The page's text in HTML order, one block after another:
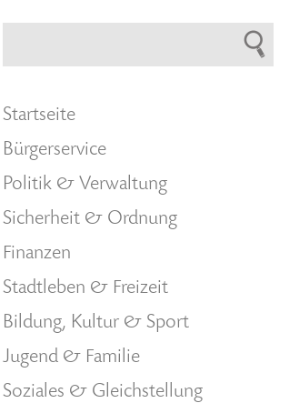
Startseite
Bürgerservice
Politik & Verwaltung
Sicherheit & Ordnung
Finanzen
Stadtleben & Freizeit
Bildung, Kultur & Sport
Jugend & Familie
Soziales & Gleichstellung